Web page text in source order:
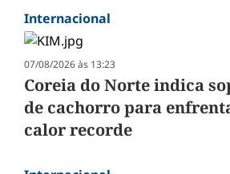
Internacional
07/08/2026 às 13:23
Coreia do Norte indica
de cachorro para
calor recorde